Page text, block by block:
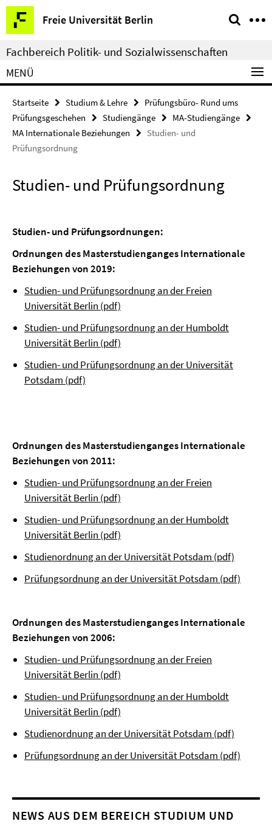
Springe
direkt
zu
Inhalt
Freie Universität Berlin
Service-
Navigation
Fachbereich Politik- und Sozialwissenschaften
MENÜ
Startseite Studium & Lehre
Prüfungsbüro- Rund ums
Prüfungsgeschehen
Studiengänge
MA-Studiengänge
MA Internationale Beziehungen
Studien- und
Prüfungsordnung
Studien- und Prüfungsordnung
Studien- und Prüfungsordnungen:
Ordnungen des Masterstudienganges Internationale
Beziehungen von 2019:
Studien- und Prüfungsordnung an der Freien
Universität Berlin (pdf)
Studien- und Prüfungsordnung an der Humboldt
Universität Berlin (pdf)
Studien- und Prüfungsordnung an der Universität
Potsdam (pdf)
Ordnungen des Masterstudienganges Internationale
Beziehungen von 2011:
Studien- und Prüfungsordnung an der Freien
Universität Berlin (pdf)
Studien- und Prüfungsordnung an der Humboldt
Universität Berlin (pdf)
Studienordnung an der Universität Potsdam (pdf)
Prüfungsordnung an der Universität Potsdam (pdf)
Ordnungen desMasterstudienganges Internationale
Beziehungenvon 2006:
Studien- und Prüfungsordnung an der Freien
Universität Berlin (pdf)
Studien- und Prüfungsordnung an der Humboldt
Universität Berlin (pdf)
Studienordnung an der Universität Potsdam (pdf)
Prüfungsordnung an der Universität Potsdam (pdf)
NEWS AUS DEM BEREICH STUDIUM UND